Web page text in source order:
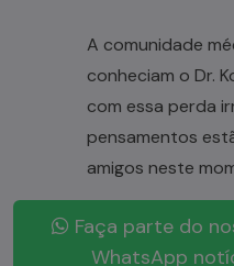
A comunidade
conheciam o Dr.
com essa perda
pensamentos
amigos neste
Faça parte do
WhatsApp